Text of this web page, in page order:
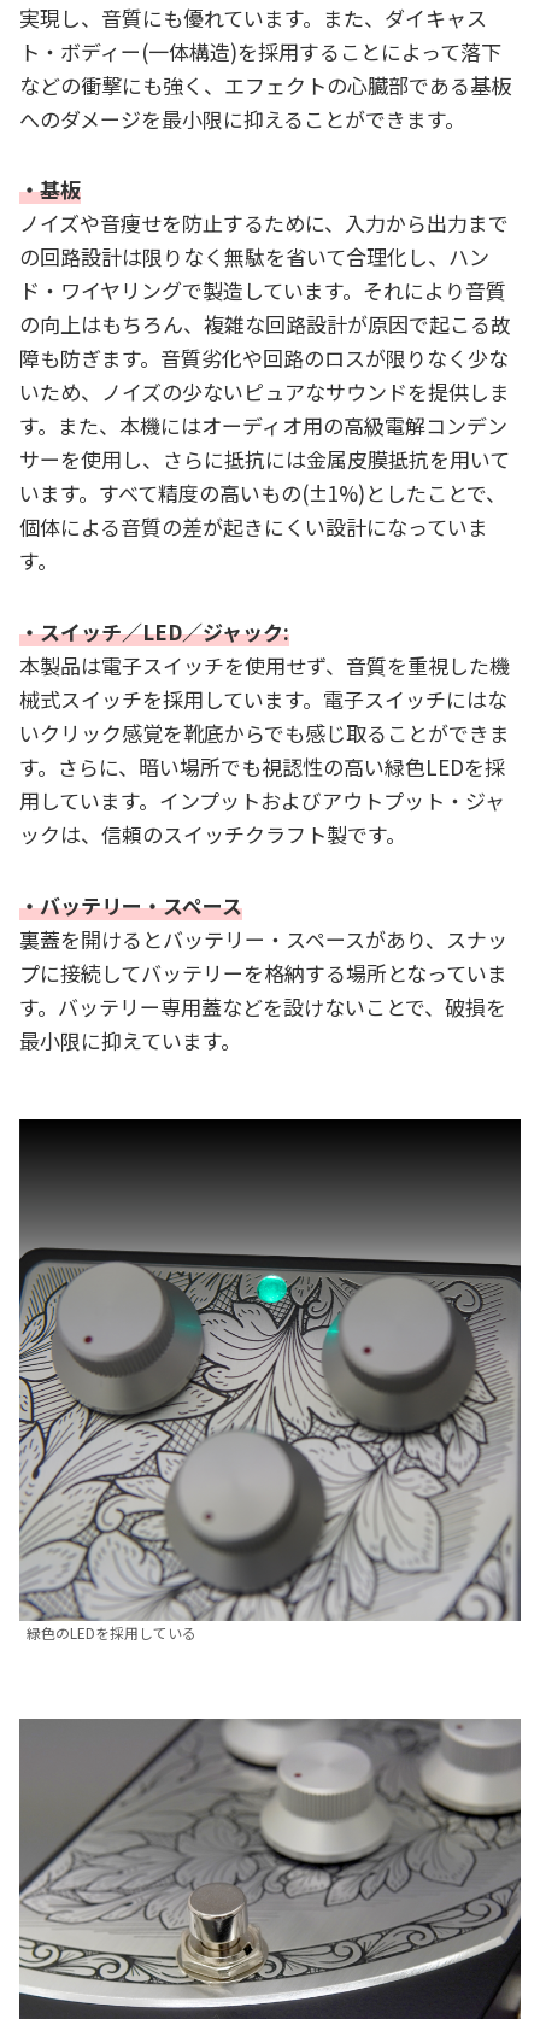
実現し、音質にも優れています。また、ダイキャス
ト・ボディー(一体構造)を採用することによって落下
などの衝撃にも強く、エフェクトの心臓部である基板
へのダメージを最小限に抑えることができます。
・基板
ノイズや音痩せを防止するために、入力から出力まで
の回路設計は限りなく無駄を省いて合理化し、ハン
ド・ワイヤリングで製造しています。それにより音質
の向上はもちろん、複雑な回路設計が原因で起こる故
障も防ぎます。音質劣化や回路のロスが限りなく少な
いため、ノイズの少ないピュアなサウンドを提供しま
す。また、本機にはオーディオ用の高級電解コンデン
サーを使用し、さらに抵抗には金属皮膜抵抗を用いて
います。すべて精度の高いもの(±1%)としたことで、
個体による音質の差が起きにくい設計になっていま
す。
・スイッチ／LED／ジャック:
本製品は電子スイッチを使用せず、音質を重視した機
械式スイッチを採用しています。電子スイッチにはな
いクリック感覚を靴底からでも感じ取ることができま
す。さらに、暗い場所でも視認性の高い緑色LEDを採
用しています。インプットおよびアウトプット・ジャ
ックは、信頼のスイッチクラフト製です。
・バッテリー・スペース
裏蓋を開けるとバッテリー・スペースがあり、スナッ
プに接続してバッテリーを格納する場所となっていま
す。バッテリー専用蓋などを設けないことで、破損を
最小限に抑えています。
緑色のLEDを採用している